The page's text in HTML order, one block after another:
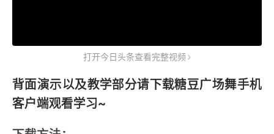
打开今日头条查看完整视频
背面演示以及教学部分请下载糖豆广场舞手机
客户端观看学习~